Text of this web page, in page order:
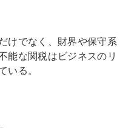
けでなく、財界や保守系
能な関税はビジネスのリ
いる。